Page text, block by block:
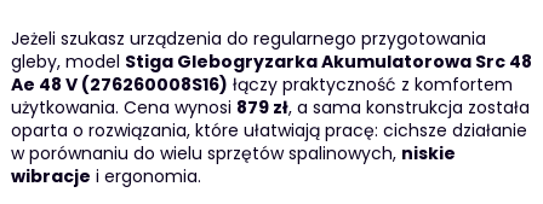
Jeżeli szukasz urządzenia do regularnego przygotowania
gleby, model Stiga Glebogryzarka Akumulatorowa Src 48
Ae 48 V (276260008S16) łączy praktyczność z komfortem
użytkowania. Cena wynosi 879 zł, a sama konstrukcja została
oparta o rozwiązania, które ułatwiają pracę: cichsze działanie
w porównaniu do wielu sprzętów spalinowych, niskie
wibracje i ergonomia.